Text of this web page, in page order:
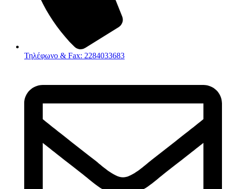
Τηλέφωνο & Fax: 2284033683